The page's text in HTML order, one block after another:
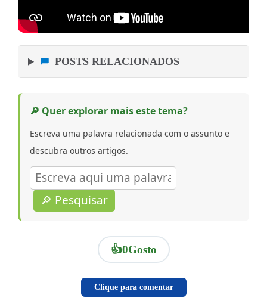
POSTS RELACIONADOS
🔎 Quer explorar mais este tema?
Escreva uma palavra relacionada com o assunto e
descubra outros artigos.
🔎 Pesquisar
👍0Gosto
Clique para comentar